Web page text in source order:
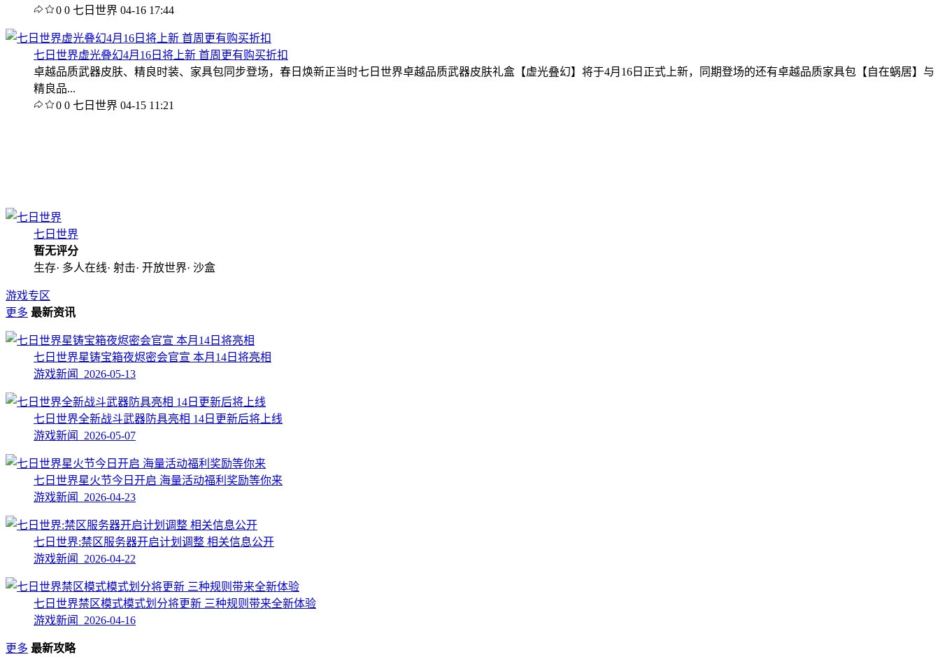
0 0 七日世界 04-16 17:44
七日世界虚光叠幻4月16日将上新 首周更有购买折扣
卓越品质武器皮肤、精良时装、家具包同步登场，春日焕新正当时七日世界卓越品质武器皮肤礼盒【虚光叠幻】将于4月16日正式上新，同期登场的还有卓越品质家具包【自在蜗居】与
精良品...
0 0 七日世界 04-15 11:21
七日世界
暂无评分
生存· 多人在线· 射击· 开放世界· 沙盒
游戏专区
更多 最新资讯
七日世界星铸宝箱夜烬密会官宣 本月14日将亮相
游戏新闻 2026-05-13
七日世界全新战斗武器防具亮相 14日更新后将上线
游戏新闻 2026-05-07
七日世界星火节今日开启 海量活动福利奖励等你来
游戏新闻 2026-04-23
七日世界:禁区服务器开启计划调整 相关信息公开
游戏新闻 2026-04-22
七日世界禁区模式模式划分将更新 三种规则带来全新体验
游戏新闻 2026-04-16
更多 最新攻略